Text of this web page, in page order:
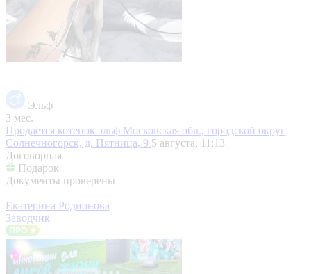
Эльф
3 мес.
Продается котенок эльф Московская обл., городской округ
Солнечногорск, д. Пятница, 9 5 августа, 11:13
Договорная
Подарок
Документы проверены
Екатерина Родионова
Заводчик